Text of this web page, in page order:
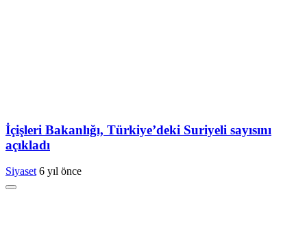
İçişleri Bakanlığı, Türkiye’deki Suriyeli sayısını
açıkladı
Siyaset 6 yıl önce